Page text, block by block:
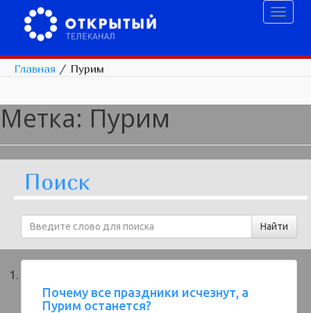
Главная / Пурим
Метка: Пурим
Поиск
Почему все праздники исчезнут, а
Пурим останется?